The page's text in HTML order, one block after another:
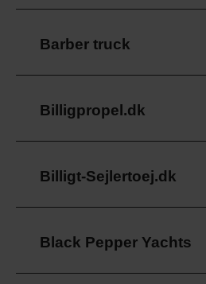
Barber truck
Billigpropel.dk
Billigt-Sejlertoej.dk
Black Pepper Yachts